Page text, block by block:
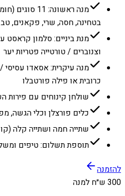
מנה ראשונה:
בטחינה, חסה, שרי, פקאנים,
מנת ביניים: סלמון
וצנוברים / טורטייה פטריות יער
מנה עיקרית: אסאדו עסיסי
כרובית או פילה פורטבלו
שולחן קינוחים עם פירות
כלים פורצלן וכלי הגשה,
שתייה חמה ושתייה קלה
תוספת תשלום: טיפים
להזמנה
300 ש״ח למנה